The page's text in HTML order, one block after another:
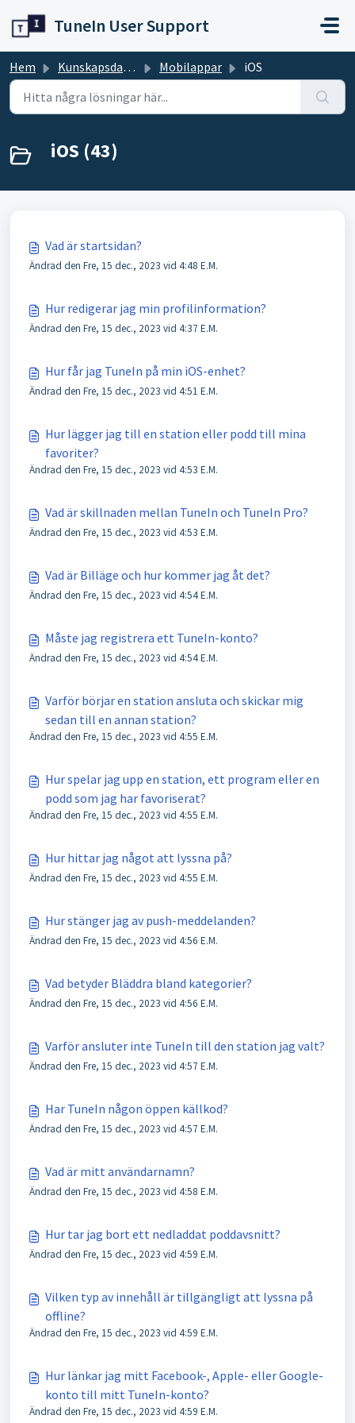
TuneIn User Support
Hem Kunskapsdatabas Mobilappar iOS
iOS (43)
Vad är startsidan?
Ändrad den Fre, 15 dec., 2023 vid 4:48 E.M.
Hur redigerar jag min profilinformation?
Ändrad den Fre, 15 dec., 2023 vid 4:37 E.M.
Hur får jag TuneIn på min iOS-enhet?
Ändrad den Fre, 15 dec., 2023 vid 4:51 E.M.
Hur lägger jag till en station eller podd till mina
favoriter?
Ändrad den Fre, 15 dec., 2023 vid 4:53 E.M.
Vad är skillnaden mellan TuneIn och TuneIn Pro?
Ändrad den Fre, 15 dec., 2023 vid 4:53 E.M.
Vad är Billäge och hur kommer jag åt det?
Ändrad den Fre, 15 dec., 2023 vid 4:54 E.M.
Måste jag registrera ett TuneIn-konto?
Ändrad den Fre, 15 dec., 2023 vid 4:54 E.M.
Varför börjar en station ansluta och skickar mig
sedan till en annan station?
Ändrad den Fre, 15 dec., 2023 vid 4:55 E.M.
Hur spelar jag upp en station, ett program eller en
podd som jag har favoriserat?
Ändrad den Fre, 15 dec., 2023 vid 4:55 E.M.
Hur hittar jag något att lyssna på?
Ändrad den Fre, 15 dec., 2023 vid 4:55 E.M.
Hur stänger jag av push-meddelanden?
Ändrad den Fre, 15 dec., 2023 vid 4:56 E.M.
Vad betyder Bläddra bland kategorier?
Ändrad den Fre, 15 dec., 2023 vid 4:56 E.M.
Varför ansluter inte TuneIn till den station jag valt?
Ändrad den Fre, 15 dec., 2023 vid 4:57 E.M.
Har TuneIn någon öppen källkod?
Ändrad den Fre, 15 dec., 2023 vid 4:57 E.M.
Vad är mitt användarnamn?
Ändrad den Fre, 15 dec., 2023 vid 4:58 E.M.
Hur tar jag bort ett nedladdat poddavsnitt?
Ändrad den Fre, 15 dec., 2023 vid 4:59 E.M.
Vilken typ av innehåll är tillgängligt att lyssna på
offline?
Ändrad den Fre, 15 dec., 2023 vid 4:59 E.M.
Hur länkar jag mitt Facebook-, Apple- eller Google-
konto till mitt TuneIn-konto?
Ändrad den Fre, 15 dec., 2023 vid 4:59 E.M.